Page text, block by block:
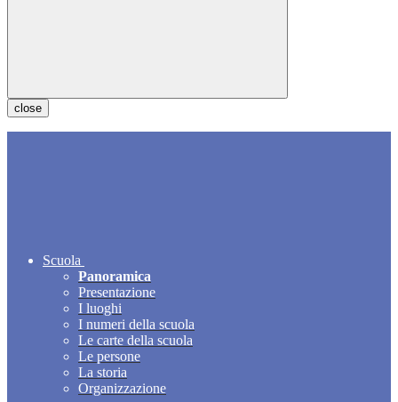
close
Scuola
Panoramica
Presentazione
I luoghi
I numeri della scuola
Le carte della scuola
Le persone
La storia
Organizzazione